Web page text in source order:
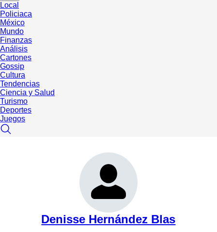
Local
Policiaca
México
Mundo
Finanzas
Análisis
Cartones
Gossip
Cultura
Tendencias
Ciencia y Salud
Turismo
Deportes
Juegos
Denisse Hernández Blas